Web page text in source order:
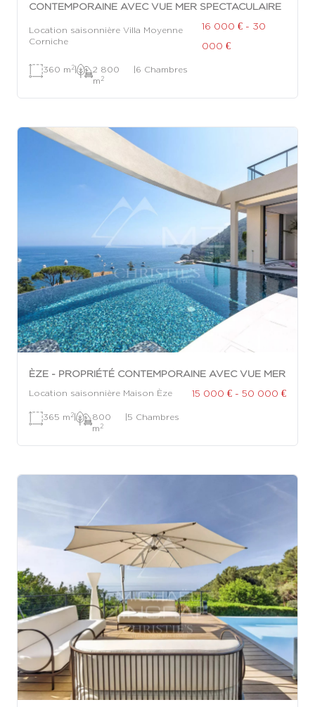
CONTEMPORAINE AVEC VUE MER SPECTACULAIRE
Location saisonnière Villa Moyenne
Corniche
16 000 € - 30
000 €
360 m 2|
2 800
m 2
|6 Chambres
ÈZE - PROPRIÉTÉ CONTEMPORAINE AVEC VUE MER
Location saisonnière Maison Èze 15 000 € - 50 000 €
365 m 2|
800
m 2
|5 Chambres